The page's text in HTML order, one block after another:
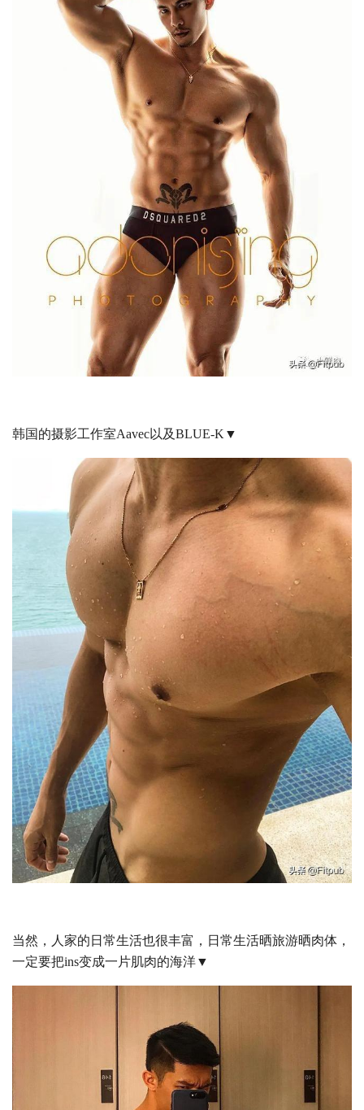
韩国的摄影工作室Aavec以及BLUE-K▼
当然，人家的日常生活也很丰富，日常生活晒旅游晒肉体，
一定要把ins变成一片肌肉的海洋▼